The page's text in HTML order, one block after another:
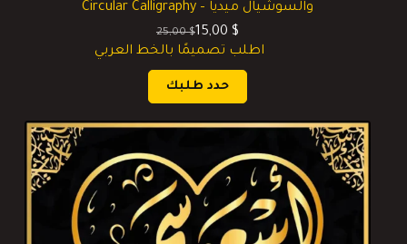
والسوشيال ميديا – Circular Calligraphy
25,00$السعر
الأصلي
هو:
25,00 $.
15,00 $
السعر
الحالي
هو:
15,00 $.
اطلب تصميمًا بالخط العربي
حدد طلبك